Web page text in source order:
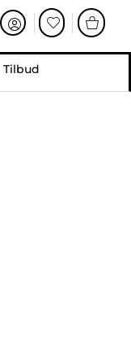
Tilbud